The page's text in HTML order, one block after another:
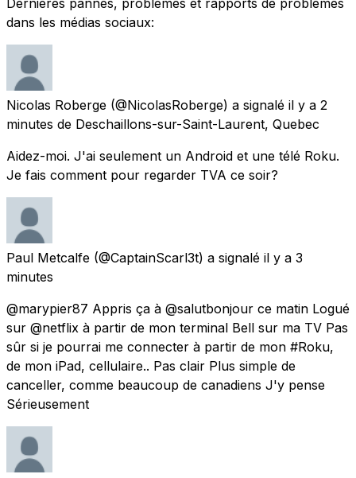
Dernières pannes, problèmes et rapports de problèmes
dans les médias sociaux:
Nicolas Roberge (@NicolasRoberge) a signalé il y a 2
minutes de Deschaillons-sur-Saint-Laurent, Quebec
Aidez-moi. J'ai seulement un Android et une télé Roku.
Je fais comment pour regarder TVA ce soir?
Paul Metcalfe (@CaptainScarl3t) a signalé il y a 3
minutes
@marypier87 Appris ça à @salutbonjour ce matin Logué
sur @netflix à partir de mon terminal Bell sur ma TV Pas
sûr si je pourrai me connecter à partir de mon #Roku,
de mon iPad, cellulaire.. Pas clair Plus simple de
canceller, comme beaucoup de canadiens J'y pense
Sérieusement